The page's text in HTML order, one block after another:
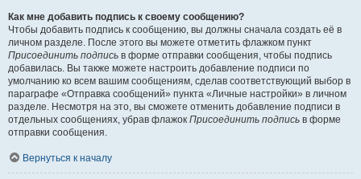
Как мне добавить подпись к своему сообщению?
Чтобы добавить подпись к сообщению, вы должны сначала создать её в
личном разделе. После этого вы можете отметить флажком пункт
Присоединить подпись в форме отправки сообщения, чтобы подпись
добавилась. Вы также можете настроить добавление подписи по
умолчанию ко всем вашим сообщениям, сделав соответствующий выбор в
параграфе «Отправка сообщений» пункта «Личные настройки» в личном
разделе. Несмотря на это, вы сможете отменить добавление подписи в
отдельных сообщениях, убрав флажок Присоединить подпись в форме
отправки сообщения.
Вернуться к началу